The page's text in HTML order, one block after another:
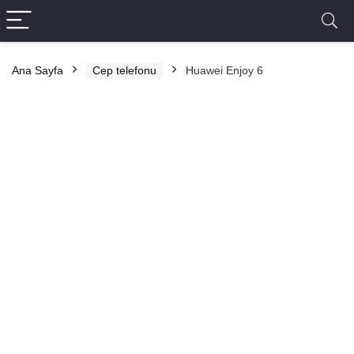
Ana Sayfa Cep telefonu Huawei Enjoy 6